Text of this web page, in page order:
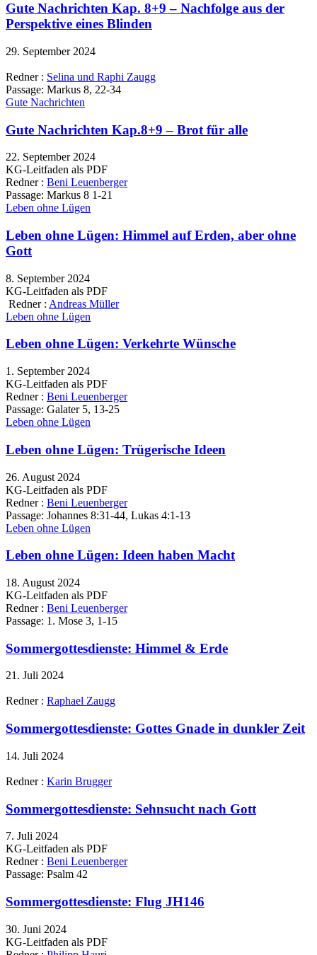
Gute Nachrichten Kap. 8+9 – Nachfolge aus der
Perspektive eines Blinden
29. September 2024
Redner : Selina und Raphi Zaugg
Passage: Markus 8, 22-34
Gute Nachrichten
Gute Nachrichten Kap.8+9 – Brot für alle
22. September 2024
KG-Leitfaden als PDF
Redner : Beni Leuenberger
Passage: Markus 8 1-21
Leben ohne Lügen
Leben ohne Lügen: Himmel auf Erden, aber ohne
Gott
8. September 2024
KG-Leitfaden als PDF
Redner : Andreas Müller
Leben ohne Lügen
Leben ohne Lügen: Verkehrte Wünsche
1. September 2024
KG-Leitfaden als PDF
Redner : Beni Leuenberger
Passage: Galater 5, 13-25
Leben ohne Lügen
Leben ohne Lügen: Trügerische Ideen
26. August 2024
KG-Leitfaden als PDF
Redner : Beni Leuenberger
Passage: Johannes 8:31-44, Lukas 4:1-13
Leben ohne Lügen
Leben ohne Lügen: Ideen haben Macht
18. August 2024
KG-Leitfaden als PDF
Redner : Beni Leuenberger
Passage: 1. Mose 3, 1-15
Sommergottesdienste: Himmel & Erde
21. Juli 2024
Redner : Raphael Zaugg
Sommergottesdienste: Gottes Gnade in dunkler Zeit
14. Juli 2024
Redner : Karin Brugger
Sommergottesdienste: Sehnsucht nach Gott
7. Juli 2024
KG-Leitfaden als PDF
Redner : Beni Leuenberger
Passage: Psalm 42
Sommergottesdienste: Flug JH146
30. Juni 2024
KG-Leitfaden als PDF